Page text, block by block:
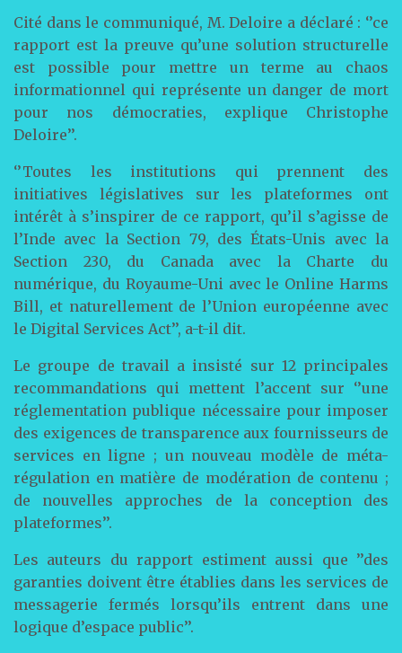
Cité dans le communiqué, M. Deloire a déclaré : ‘’ce
rapport est la preuve qu’une solution structurelle
est possible pour mettre un terme au chaos
informationnel qui représente un danger de mort
pour nos démocraties, explique Christophe
Deloire’’.
‘’Toutes les institutions qui prennent des
initiatives législatives sur les plateformes ont
intérêt à s’inspirer de ce rapport, qu’il s’agisse de
l’Inde avec la Section 79, des États-Unis avec la
Section 230, du Canada avec la Charte du
numérique, du Royaume-Uni avec le Online Harms
Bill, et naturellement de l’Union européenne avec
le Digital Services Act’’, a-t-il dit.
Le groupe de travail a insisté sur 12 principales
recommandations qui mettent l’accent sur ‘’une
réglementation publique nécessaire pour imposer
des exigences de transparence aux fournisseurs de
services en ligne ; un nouveau modèle de méta-
régulation en matière de modération de contenu ;
de nouvelles approches de la conception des
plateformes’’.
Les auteurs du rapport estiment aussi que ’’des
garanties doivent être établies dans les services de
messagerie fermés lorsqu’ils entrent dans une
logique d’espace public’’.